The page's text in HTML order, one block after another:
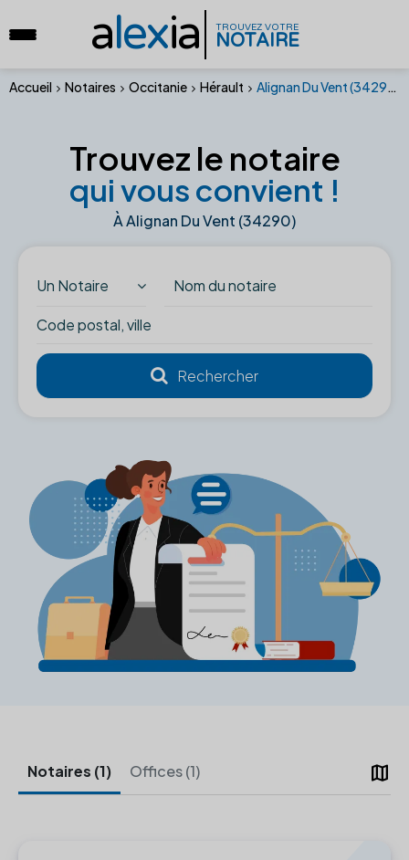
alexia TROUVEZ VOTRE
NOTAIRE
Accueil Notaires Occitanie Hérault Alignan Du Vent (34290)
Trouvez le notaire
qui vous convient !
À Alignan Du Vent (34290)
Un Notaire
map
Notaires (1) Offices (1)